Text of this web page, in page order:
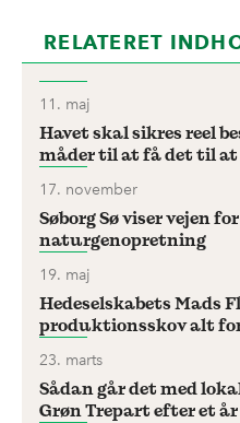
RELATERET
11. maj
Havet skal sikres reel
måder til at få det til at
17. november
Søborg Sø viser vejen
naturgenopretning
19. maj
Hedeselskabets Mads
produktionsskov alt
23. marts
Sådan går det med
Grøn Trepart efter et år